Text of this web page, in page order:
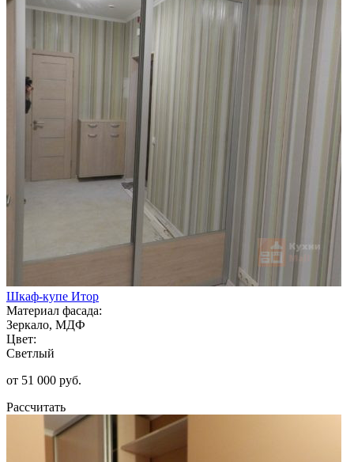
Шкаф-купе Итор
Материал фасада:
Зеркало, МДФ
Цвет:
Светлый
от 51 000 руб.
Рассчитать